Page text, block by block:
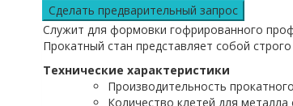
Служит для формовки гофрированного
Прокатный стан представляет собой
Технические характеристики
Производительность
Количество клетей для